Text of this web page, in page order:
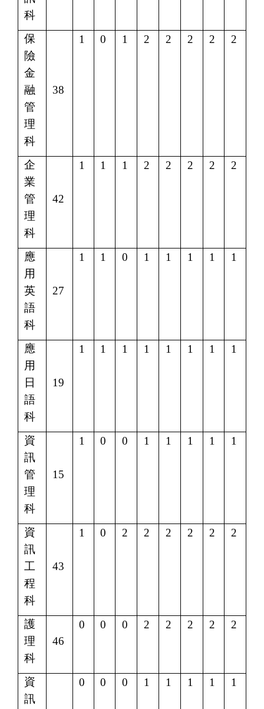
科
保
險
金
融
管
理
科
38
1 0 1 2 2 2 2 2
企
業
管
理
科
42
1 1 1 2 2 2 2 2
應
用
英
語
科
27
1 1 0 1 1 1 1 1
應
用
日
語
科
19
1 1 1 1 1 1 1 1
資
訊
管
理
科
15
1 0 0 1 1 1 1 1
資
訊
工
程
科
43
1 0 2 2 2 2 2 2
護
理
科
46
0 0 0 2 2 2 2 2
資
訊
0 0 0 1 1 1 1 1